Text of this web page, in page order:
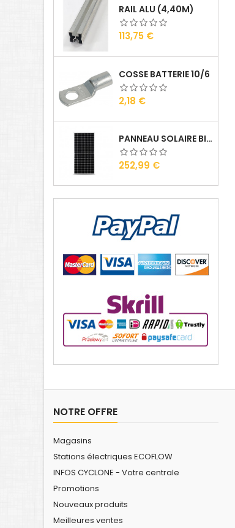
RAIL ALU (4,40M)
Prix
113,75 €
COSSE BATTERIE 10/6
Prix
2,18 €
PANNEAU SOLAIRE BISOL DUPLEX 410 WC MONO
Prix
252,99 €
NOTRE OFFRE
Magasins
Stations électriques ECOFLOW
INFOS CYCLONE - Votre centrale
Promotions
Nouveaux produits
Meilleures ventes